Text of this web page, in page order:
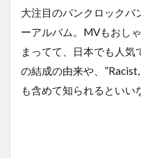
大注目のパンクロックバ
ーアルバム。MVもおし
まってて、日本でも人気
の結成の由来や、
も含めて知られるといい